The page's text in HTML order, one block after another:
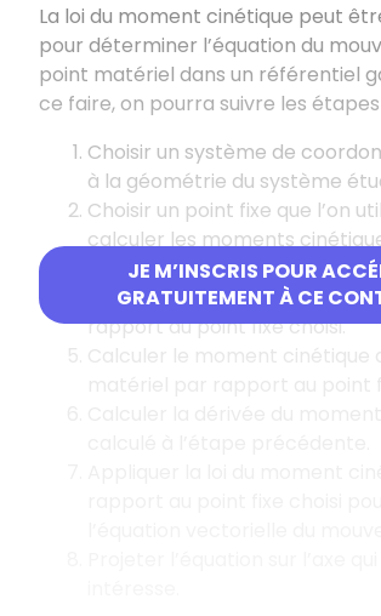
JE M’INSCRIS POUR
GRATUITEMENT À CE
La loi du moment cinétique peut
pour déterminer l’équation du
point matériel dans un référentiel
ce faire, on pourra suivre les
Choisir un système de
à la géométrie du système
Choisir un point fixe que l’on
calculer les moments
Faire un bilan des forces.
Calculer le moment de
rapport au point fixe choisi.
Calculer le moment cinétique